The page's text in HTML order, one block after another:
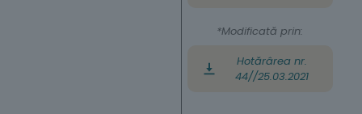
*Modificată prin:
Hotărârea nr.
44//25.03.2021